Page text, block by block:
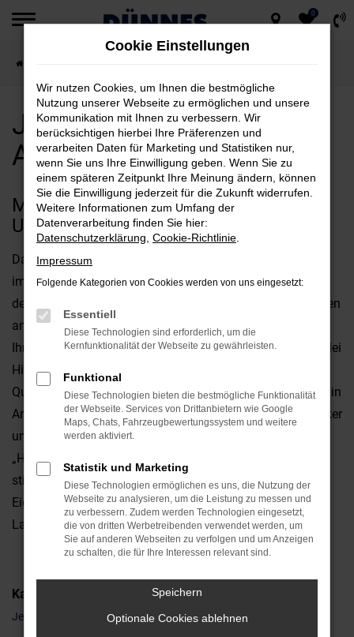
Zum
springen
0
Jeep Wrangler für
Amberg kaufen
MIT DEM JEEP WRANGLER
UNTERWEGS IN AMBERG
Das perfekte Fahrzeug für Amberg? Diese Frage wird uns
immer wieder gestellt und offen gestanden, kommt es bei
der Beantwortung stark auf Ihre individuellen Vorstellungen
an. Fest steht jedoch, dass der Jeep Wrangler bestens für
Ihre Mobilität in Amberg geeignet ist und gleich in mehrerlei
Hinsicht überzeugt. Da ist zum einen die erstklassige
Qualität, da sind aber auch die emotionalen Faktoren. Ob in
Amberg oder anderswo: ein Jeep Wrangler ist ein Hingucker
und weckt gleich auf den ersten Blick Sympathien. Die
„Hardfacts“ wie Leistung, Ausstattung und Verbrauch
stimmen natürlich ebenfalls und unterstreichen die
Eignung sowohl für den Stadtverkehr als auch für
Landstraße und Autobahn.
Kategorie
Jeep Wrangler Gebrauchtwagen Amberg
Cookie Einstellungen
Wir nutzen Cookies, um Ihnen die bestmögliche
Nutzung unserer Webseite zu ermöglichen und unsere
Kommunikation mit Ihnen zu verbessern. Wir
berücksichtigen hierbei Ihre Präferenzen und
verarbeiten Daten für Marketing und Statistiken nur,
wenn Sie uns Ihre Einwilligung geben. Wenn Sie zu
einem späteren Zeitpunkt Ihre Meinung ändern, können
Sie die Einwilligung jederzeit für die Zukunft widerrufen.
Weitere Informationen zum Umfang der
Datenverarbeitung finden Sie hier:
Datenschutzerklärung Cookie-Richtlinie
Impressum
Folgende Kategorien von Cookies werden von uns eingesetzt:
Essentiell
Diese Technologien sind erforderlich, um die
Kernfunktionalität der Webseite zu gewährleisten.
Funktional
Diese Technologien bieten die bestmögliche Funktionalität
der Webseite. Services von Drittanbietern wie Google
Maps, Chats, Fahrzeugbewertungssystem und weitere
werden aktiviert.
Statistik und Marketing
Diese Technologien ermöglichen es uns, die Nutzung der
Webseite zu analysieren, um die Leistung zu messen und
zu verbessern. Zudem werden Technologien eingesetzt,
die von dritten Werbetreibenden verwendet werden, um
Sie auf anderen Webseiten zu verfolgen und um Anzeigen
zu schalten, die für Ihre Interessen relevant sind.
Speichern
Optionale Cookies ablehnen